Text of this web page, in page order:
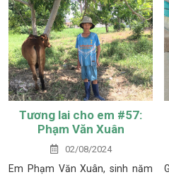
Tương lai cho em #57:
Phạm Văn Xuân
02/08/2024
Em Phạm Văn Xuân, sinh năm